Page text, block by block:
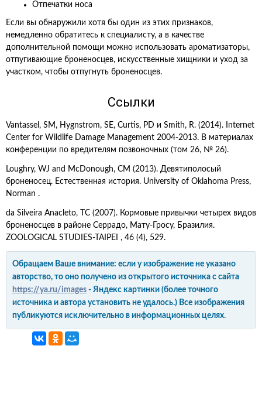
Отпечатки носа
Если вы обнаружили хотя бы один из этих признаков,
немедленно обратитесь к специалисту, а в качестве
дополнительной помощи можно использовать ароматизаторы,
отпугивающие броненосцев, искусственные хищники и уход за
участком, чтобы отпугнуть броненосцев.
Ссылки
Vantassel, SM, Hygnstrom, SE, Curtis, PD и Smith, R. (2014). Internet
Center for Wildlife Damage Management 2004-2013. В материалах
конференции по вредителям позвоночных (том 26, № 26).
Loughry, WJ and McDonough, CM (2013). Девятиполосый
броненосец. Естественная история. University of Oklahoma Press,
Norman .
da Silveira Anacleto, TC (2007). Кормовые привычки четырех видов
броненосцев в районе Серрадо, Мату-Гросу, Бразилия.
ZOOLOGICAL STUDIES-TAIPEI , 46 (4), 529.
Обращаем Ваше внимание: если у изображение не указано
авторство, то оно получено из открытого источника с сайта
https://ya.ru/images - Яндекс картинки (более точного
источника и автора установить не удалось.) Все изображения
публикуются исключительно в информационных целях.